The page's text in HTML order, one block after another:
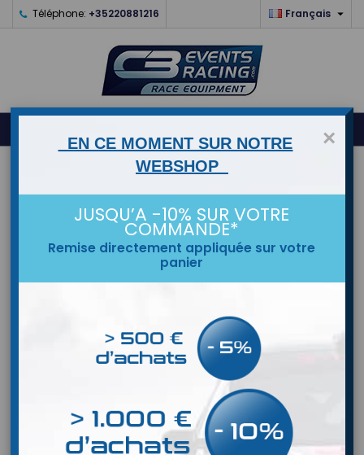
Téléphone: +35220881216 Français 
×
EN CE MOMENT SUR NOTRE
WEBSHOP
JUSQU’A -10% SUR VOTRE
COMMANDE*
Remise directement appliquée sur votre
panier